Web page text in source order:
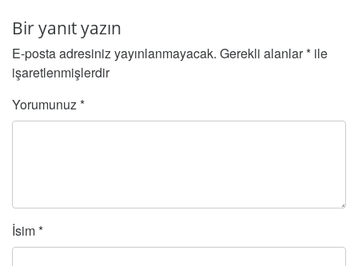
Bir yanıt yazın
E-posta adresiniz yayınlanmayacak. Gerekli alanlar* ile
işaretlenmişlerdir
Yorumunuz*
İsim*